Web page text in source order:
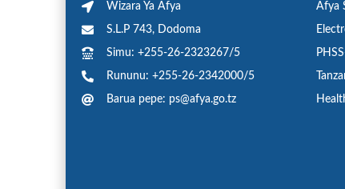
Wizara Ya Afya
S.L.P 743, Dodoma
Simu: +255-26-2323267/5
Rununu: +255-26-2342000/5
Barua pepe: ps@afya.go.tz
Afya